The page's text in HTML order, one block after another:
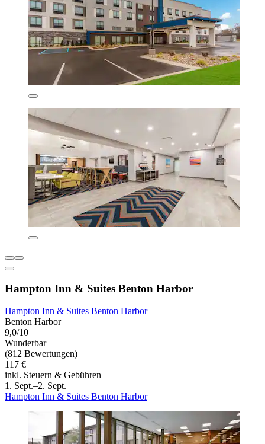
Hampton Inn & Suites Benton Harbor
Hampton Inn & Suites Benton Harbor
Benton Harbor
9,0/10
Wunderbar
(812 Bewertungen)
117 €
inkl. Steuern & Gebühren
1. Sept.–2. Sept.
Hampton Inn & Suites Benton Harbor